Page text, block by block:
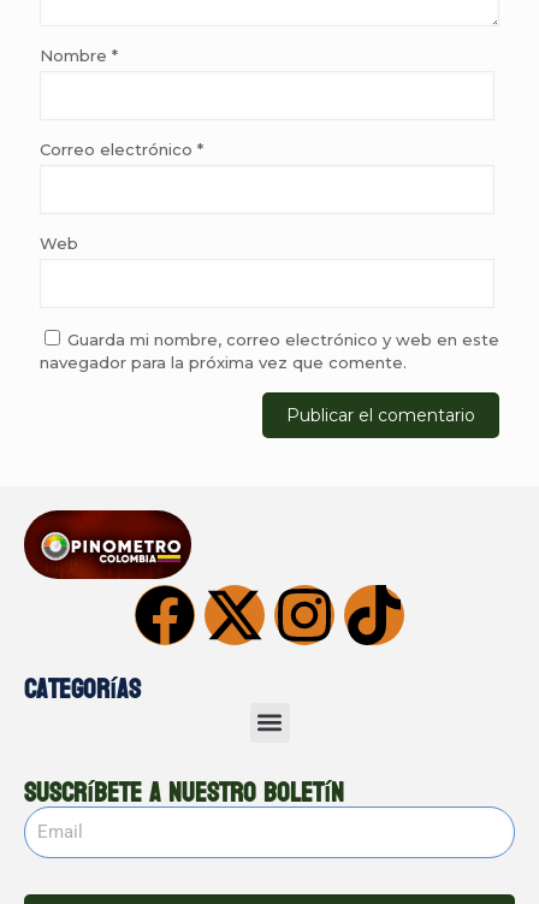
Nombre *
Correo electrónico *
Web
Guarda mi nombre, correo electrónico y web en este
navegador para la próxima vez que comente.
Categorías
Suscríbete a nuestro boletín